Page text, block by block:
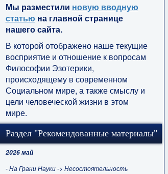
Мы разместили новую вводную
статью на главной странице
нашего сайта.
В которой отображено наше текущие
восприятие и отношение к вопросам
Философии Эзотерики,
происходящему в современном
Социальном мире, а также смыслу и
цели человеческой жизни в этом
мире.
Раздел "Рекомендованные материалы"
2026 май
- На Грани Науки -> Несостоятельность